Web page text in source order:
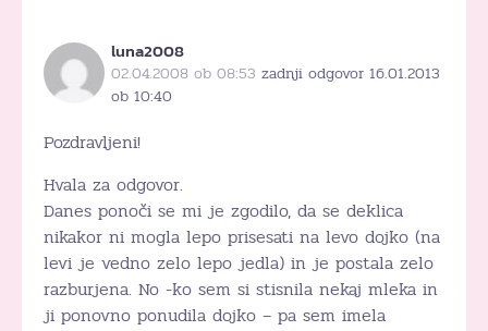
luna2008
02.04.2008 ob 08:53 zadnji odgovor 16.01.2013
ob 10:40
Pozdravljeni!
Hvala za odgovor.
Danes ponoči se mi je zgodilo, da se deklica
nikakor ni mogla lepo prisesati na levo dojko (na
levi je vedno zelo lepo jedla) in je postala zelo
razburjena. No -ko sem si stisnila nekaj mleka in
ji ponovno ponudila dojko – pa sem imela